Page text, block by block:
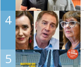
4
5